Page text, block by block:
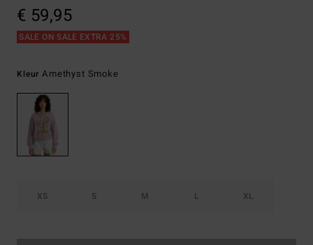
€ 59,95
SALE ON SALE EXTRA 25%
KleurAmethyst Smoke
XS S M L XL